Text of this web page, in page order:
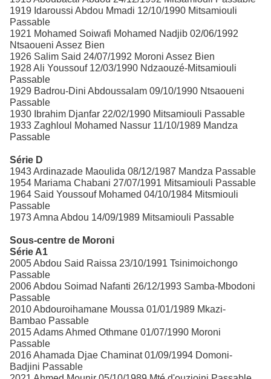
1919 Idaroussi Abdou Mmadi 12/10/1990 Mitsamiouli
Passable
1921 Mohamed Soiwafi Mohamed Nadjib 02/06/1992
Ntsaoueni Assez Bien
1926 Salim Said 24/07/1992 Moroni Assez Bien
1928 Ali Youssouf 12/03/1990 Ndzaouzé-Mitsamiouli
Passable
1929 Badrou-Dini Abdoussalam 09/10/1990 Ntsaoueni
Passable
1930 Ibrahim Djanfar 22/02/1990 Mitsamiouli Passable
1933 Zaghloul Mohamed Nassur 11/10/1989 Mandza
Passable
Série D
1943 Ardinazade Maoulida 08/12/1987 Mandza Passable
1954 Mariama Chabani 27/07/1991 Mitsamiouli Passable
1964 Said Youssouf Mohamed 04/10/1984 Mitsmiouli
Passable
1973 Amna Abdou 14/09/1989 Mitsamiouli Passable
Sous-centre de Moroni
Série A1
2005 Abdou Said Raissa 23/10/1991 Tsinimoichongo
Passable
2006 Abdou Soimad Nafanti 26/12/1993 Samba-Mbodoni
Passable
2010 Abdouroihamane Moussa 01/01/1989 Mkazi-
Bambao Passable
2015 Adams Ahmed Othmane 01/07/1990 Moroni
Passable
2016 Ahamada Djae Chaminat 01/09/1994 Domoni-
Badjini Passable